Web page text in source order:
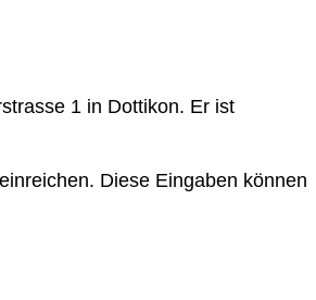
1 in Dottikon. Er ist
Diese Eingaben können